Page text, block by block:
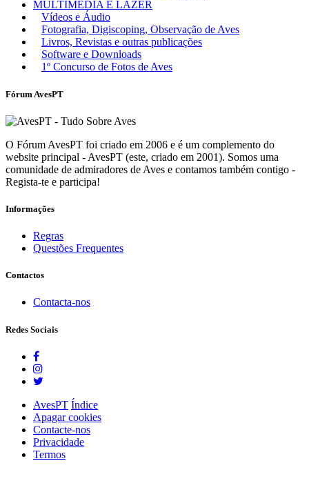
MULTIMÉDIA E LAZER
Vídeos e Áudio
Fotografia, Digiscoping, Observação de Aves
Livros, Revistas e outras publicações
Software e Downloads
1º Concurso de Fotos de Aves
Fórum AvesPT
O Fórum AvesPT foi criado em 2006 e é um complemento do
website principal - AvesPT (este, criado em 2001). Somos uma
comunidade de admiradores de Aves e contamos também contigo -
Regista-te e participa!
Informações
Regras
Questões Frequentes
Contactos
Contacta-nos
Redes Sociais
AvesPT Índice
Apagar cookies
Contacte-nos
Privacidade
Termos